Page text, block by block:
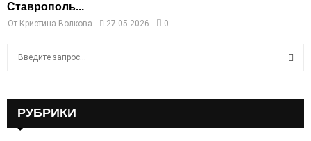
Ставрополь...
От Кристина Волкова 27.05.2026 0
РУБРИКИ